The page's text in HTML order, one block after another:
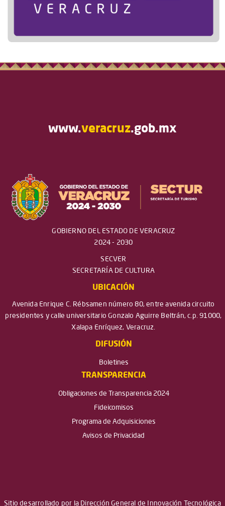
www.veracruz.gob.mx
GOBIERNO DEL ESTADO DE VERACRUZ
2024 - 2030
SECVER
SECRETARÍA DE CULTURA
UBICACIÓN
Avenida Enrique C. Rébsamen número 80, entre avenida circuito
presidentes y calle universitario Gonzalo Aguirre Beltrán, c.p. 91000,
Xalapa Enríquez, Veracruz.
DIFUSIÓN
Boletines
TRANSPARENCIA
Obligaciones de Transparencia 2024
Fideicomisos
Programa de Adquisiciones
Avisos de Privacidad
Sitio desarrollado por la Dirección General de Innovación Tecnológica